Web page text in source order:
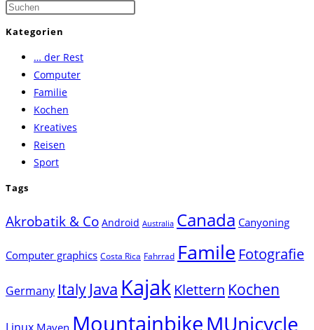
Seite
Press
Kategorien
… der Rest
Computer
Familie
Kochen
Kreatives
Reisen
Sport
Tags
Akrobatik & Co Android Australia Canada Canyoning
Computer graphics Costa Rica Fahrrad Famile Fotografie
Germany Italy Java Kajak Klettern Kochen
Linux Maven MountainbikeMUnicycle